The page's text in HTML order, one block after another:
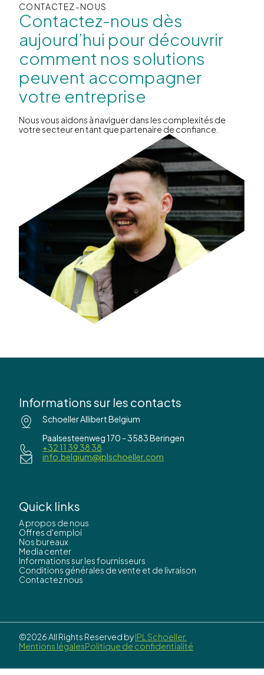
CONTACTEZ-NOUS
Contactez-nous dès
aujourd’hui pour découvrir
comment nos solutions
peuvent accompagner
votre entreprise
Nous vous aidons à naviguer dans les complexités de
votre secteur en tant que partenaire de confiance.
Informations sur les contacts
Schoeller Allibert Belgium
Paalsesteenweg 170 - 3583 Beringen
+32 11 39 38 38
info.belgium@iplschoeller.com
Quick links
A propos de nous
Offres d'emploi
Nos bureaux
Media center
Informations sur les fournisseurs
Conditions générales de vente et de livraison
Contactez nous
©2026 All Rights Reserved byIPL Schoeller.
Mentions légalesPolitique de confidentialité